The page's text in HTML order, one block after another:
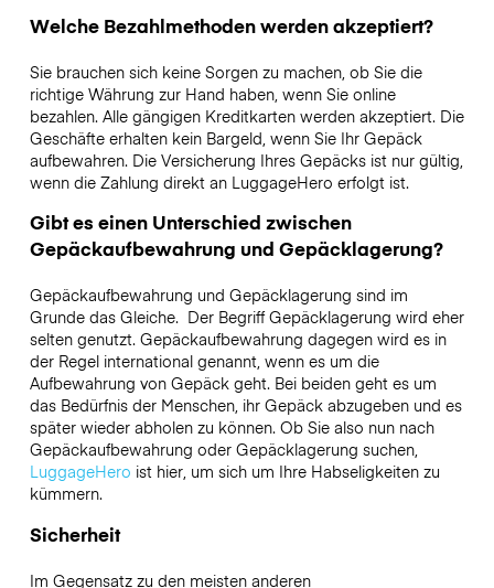
Welche Bezahlmethoden werden akzeptiert?
Sie brauchen sich keine Sorgen zu machen, ob Sie die
richtige Währung zur Hand haben, wenn Sie online
bezahlen. Alle gängigen Kreditkarten werden akzeptiert. Die
Geschäfte erhalten kein Bargeld, wenn Sie Ihr Gepäck
aufbewahren. Die Versicherung Ihres Gepäcks ist nur gültig,
wenn die Zahlung direkt an LuggageHero erfolgt ist.
Gibt es einen Unterschied zwischen
Gepäckaufbewahrung und Gepäcklagerung?
Gepäckaufbewahrung und Gepäcklagerung sind im
Grunde das Gleiche. Der Begriff Gepäcklagerung wird eher
selten genutzt. Gepäckaufbewahrung dagegen wird es in
der Regel international genannt, wenn es um die
Aufbewahrung von Gepäck geht. Bei beiden geht es um
das Bedürfnis der Menschen, ihr Gepäck abzugeben und es
später wieder abholen zu können. Ob Sie also nun nach
Gepäckaufbewahrung oder Gepäcklagerung suchen,
LuggageHero ist hier, um sich um Ihre Habseligkeiten zu
kümmern.
Sicherheit
Im Gegensatz zu den meisten anderen